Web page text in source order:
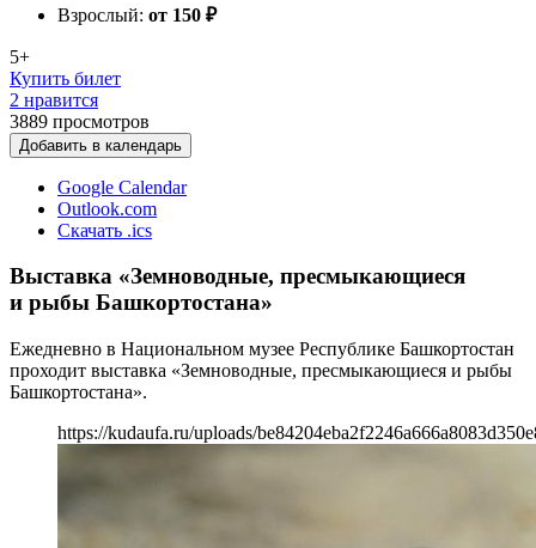
Взрослый: от 150 ₽
5+
Купить билет
2 нравится
3889 просмотров
Добавить в календарь
Google Calendar
Outlook.com
Скачать .ics
Выставка «Земноводные, пресмыкающиеся
и рыбы Башкортостана»
Ежедневно в Национальном музее Республике Башкортостан
проходит выставка «Земноводные, пресмыкающиеся и рыбы
Башкортостана».
https://kudaufa.ru/uploads/